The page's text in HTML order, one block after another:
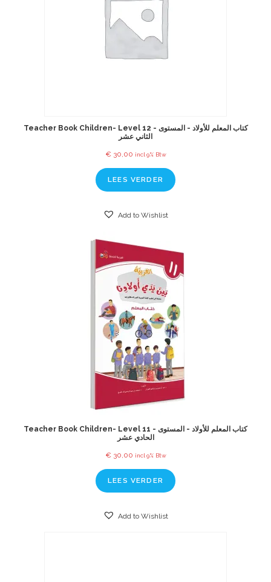
Teacher Book Children- Level 12 - كتاب المعلم للأولاد - المستوى
الثاني عشر
€30,00 incl 9% Btw
LEES VERDER
Add to Wishlist
Teacher Book Children- Level 11 - كتاب المعلم للأولاد - المستوى
الحادي عشر
€30,00 incl 9% Btw
LEES VERDER
Add to Wishlist